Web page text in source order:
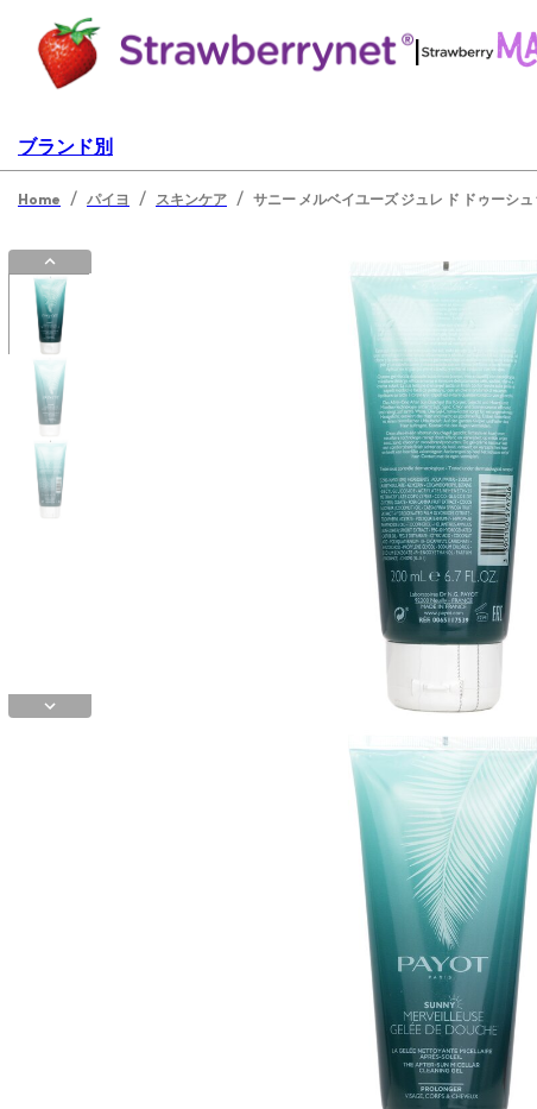
|
ブランド別
Home / パイヨ / スキンケア / サニー メルベイユーズ ジュレ ド ドゥーシ